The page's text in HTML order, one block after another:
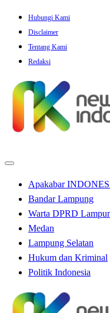
Skip
content
Hubungi Kami
Disclaimer
Tentang Kami
Redaksi
Apakabar
Bandar Lampung
Warta DPRD
Medan
Lampung Selatan
Hukum dan Kriminal
Politik Indonesia